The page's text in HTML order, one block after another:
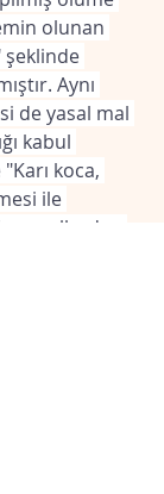
olunan
Aynı
de yasal mal
kabul
koca,
ile
usullerden